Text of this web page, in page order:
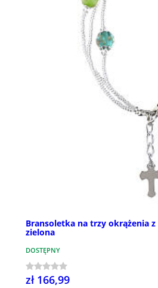
Bransoletka na trzy okrążenia z
zielona
DOSTĘPNY
zł 166,99